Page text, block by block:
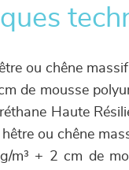
ou chêne
de mousse
Haute
ou chêne
m³ + 2 cm de